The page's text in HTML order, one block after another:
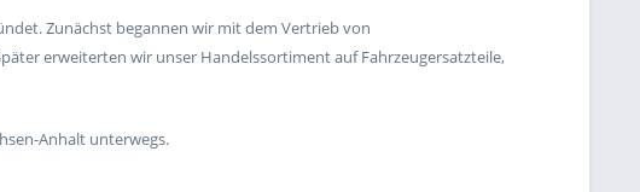
Zunächst begannen wir mit dem Vertrieb von
erweiterten wir unser Handelssortiment auf Fahrzeugersatzteile,
Anhalt unterwegs.